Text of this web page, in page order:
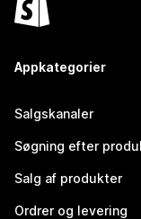
Appkategorier
Salgskanaler
Søgning efter
Salg af produkter
Ordrer og levering